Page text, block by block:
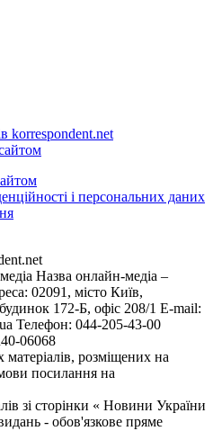
korrespondent.net
і персональних даних
Назва онлайн-медіа –
02091, місто Київ,
172-Б, офіс 208/1 E-mail:
Телефон: 044-205-43-00
06068
розміщених на
посилання на
зі сторінки « Новини України
- обов'язкове пряме